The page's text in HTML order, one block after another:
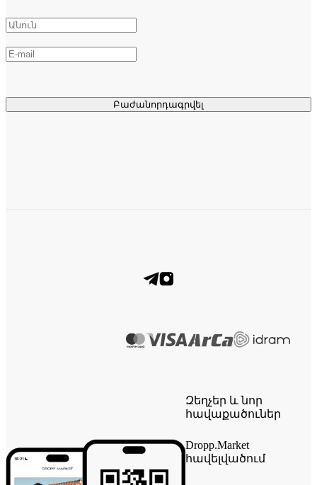
Բաժանորդագրվել
Զեղչեր և նոր
հավաքածուներ
Dropp.Market
հավելվածում